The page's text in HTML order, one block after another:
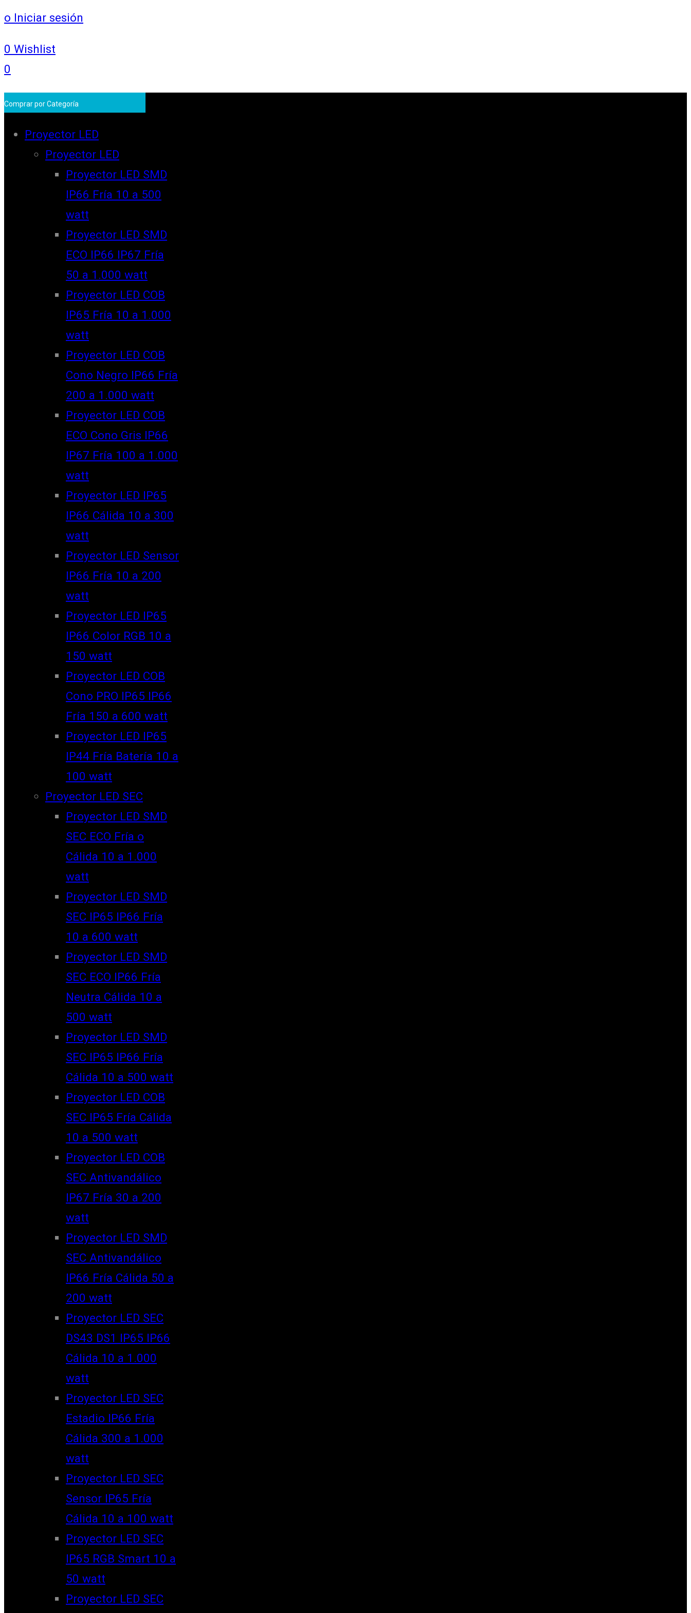
o Iniciar sesión
0 Wishlist
0
Comprar por Categoría
Proyector LED
Proyector LED
Proyector LED SMD
IP66 Fría 10 a 500
watt
Proyector LED SMD
ECO IP66 IP67 Fría
50 a 1.000 watt
Proyector LED COB
IP65 Fría 10 a 1.000
watt
Proyector LED COB
Cono Negro IP66 Fría
200 a 1.000 watt
Proyector LED COB
ECO Cono Gris IP66
IP67 Fría 100 a 1.000
watt
Proyector LED IP65
IP66 Cálida 10 a 300
watt
Proyector LED Sensor
IP66 Fría 10 a 200
watt
Proyector LED IP65
IP66 Color RGB 10 a
150 watt
Proyector LED COB
Cono PRO IP65 IP66
Fría 150 a 600 watt
Proyector LED IP65
IP44 Fría Batería 10 a
100 watt
Proyector LED SEC
Proyector LED SMD
SEC ECO Fría o
Cálida 10 a 1.000
watt
Proyector LED SMD
SEC IP65 IP66 Fría
10 a 600 watt
Proyector LED SMD
SEC ECO IP66 Fría
Neutra Cálida 10 a
500 watt
Proyector LED SMD
SEC IP65 IP66 Fría
Cálida 10 a 500 watt
Proyector LED COB
SEC IP65 Fría Cálida
10 a 500 watt
Proyector LED COB
SEC Antivandálico
IP67 Fría 30 a 200
watt
Proyector LED SMD
SEC Antivandálico
IP66 Fría Cálida 50 a
200 watt
Proyector LED SEC
DS43 DS1 IP65 IP66
Cálida 10 a 1.000
watt
Proyector LED SEC
Estadio IP66 Fría
Cálida 300 a 1.000
watt
Proyector LED SEC
Sensor IP65 Fría
Cálida 10 a 100 watt
Proyector LED SEC
IP65 RGB Smart 10 a
50 watt
Proyector LED SEC